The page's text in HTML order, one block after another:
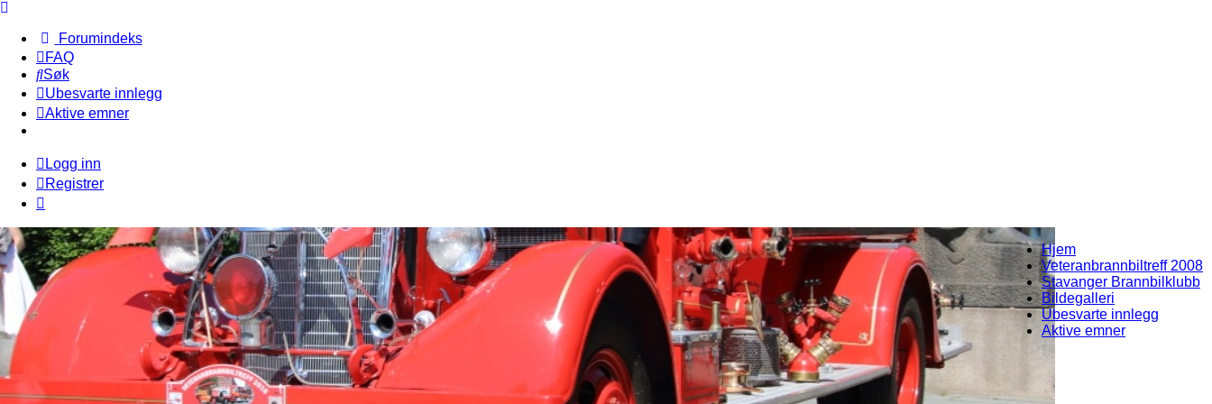
Forumindeks
FAQ
Søk
Ubesvarte innlegg
Aktive emner
Logg inn
Registrer
Hjem
Veteranbrannbiltreff 2008
Stavanger Brannbilklubb
Bildegalleri
Ubesvarte innlegg
Aktive emner